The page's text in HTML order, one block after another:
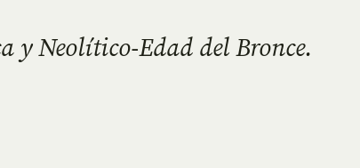
y Neolítico-Edad del Bronce.